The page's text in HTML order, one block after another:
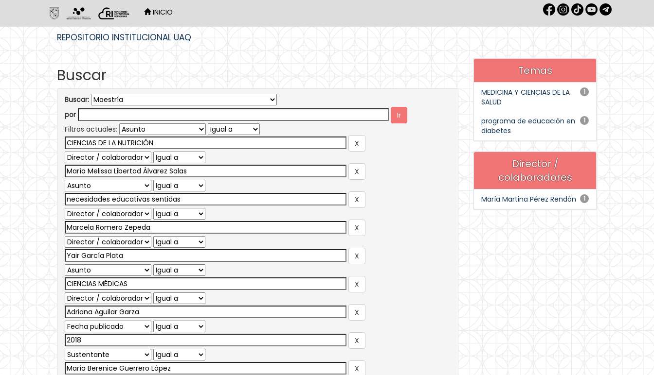
INICIO
REPOSITORIO INSTITUCIONAL UAQ
Buscar
Buscar:
por
Filtros actuales:
Temas
1
MEDICINA Y CIENCIAS DE LA
SALUD
1
programa de educación en
diabetes
Director /
colaboradores
1
María Martina Pérez Rendón